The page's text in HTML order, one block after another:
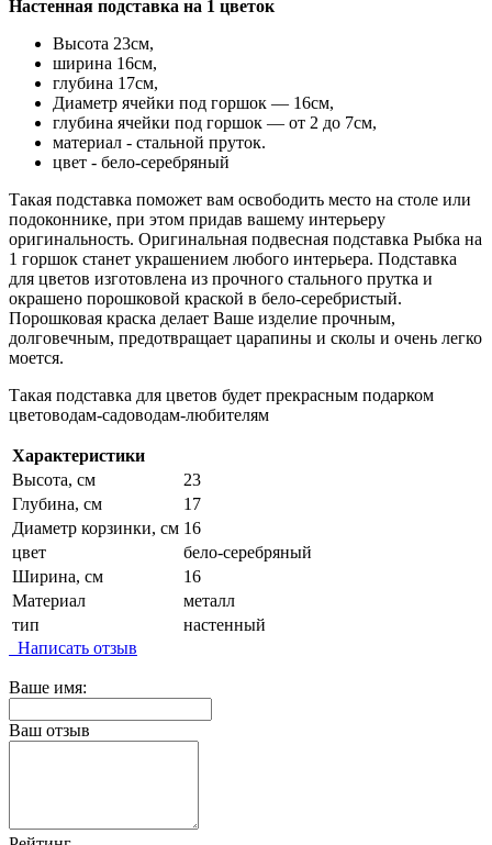
Настенная подставка на 1 цветок
Высота 23см,
ширина 16см,
глубина 17см,
Диаметр ячейки под горшок — 16см,
глубина ячейки под горшок — от 2 до 7см,
материал - стальной пруток.
цвет - бело-серебряный
Такая подставка поможет вам освободить место на столе или
подоконнике, при этом придав вашему интерьеру
оригинальность. Оригинальная подвесная подставка Рыбка на
1 горшок станет украшением любого интерьера. Подставка
для цветов изготовлена из прочного стального прутка и
окрашено порошковой краской в бело-серебристый.
Порошковая краска делает Ваше изделие прочным,
долговечным, предотвращает царапины и сколы и очень легко
моется.
Такая подставка для цветов будет прекрасным подарком
цветоводам-садоводам-любителям
Характеристики
Высота, см
23
Глубина, см
17
Диаметр корзинки, см 16
цвет
бело-серебряный
Ширина, см
16
Материал
металл
тип
настенный
Написать отзыв
Ваше имя:
Ваш отзыв